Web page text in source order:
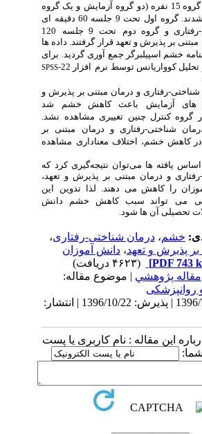
آزمایش و یک گروه
تحت 9 جلسه 60 دقیقه­ ای
9 جلسه
120
گرفتند. داده ­ها
­آوری گردید. برای
نرم افزار 22- SPSS
مبتنی بر پذیرش و
کاهش خشم
شد
مشاهده
نشد.
درمان مبتنی بر
معناداری مشاهده
نتیجهگیری کرد که
پذیرش و تعهد،
لذا تدوین این
خشم دانش
رفتاری،
آموزان
مقاله:
دریافت: 1396/7/10 | پذیرش: 1396/10/22 | انتشار:
کاربری یا پست